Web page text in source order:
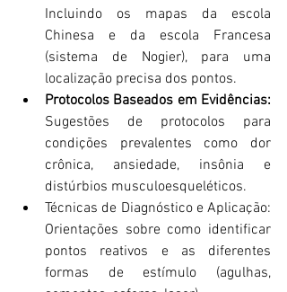
Incluindo os mapas da escola
Chinesa e da escola Francesa
(sistema de Nogier), para uma
localização precisa dos pontos.
Protocolos Baseados em Evidências:
Sugestões de protocolos para
condições prevalentes como dor
crônica, ansiedade, insônia e
distúrbios musculoesqueléticos.
Técnicas de Diagnóstico e Aplicação:
Orientações sobre como identificar
pontos reativos e as diferentes
formas de estímulo (agulhas,